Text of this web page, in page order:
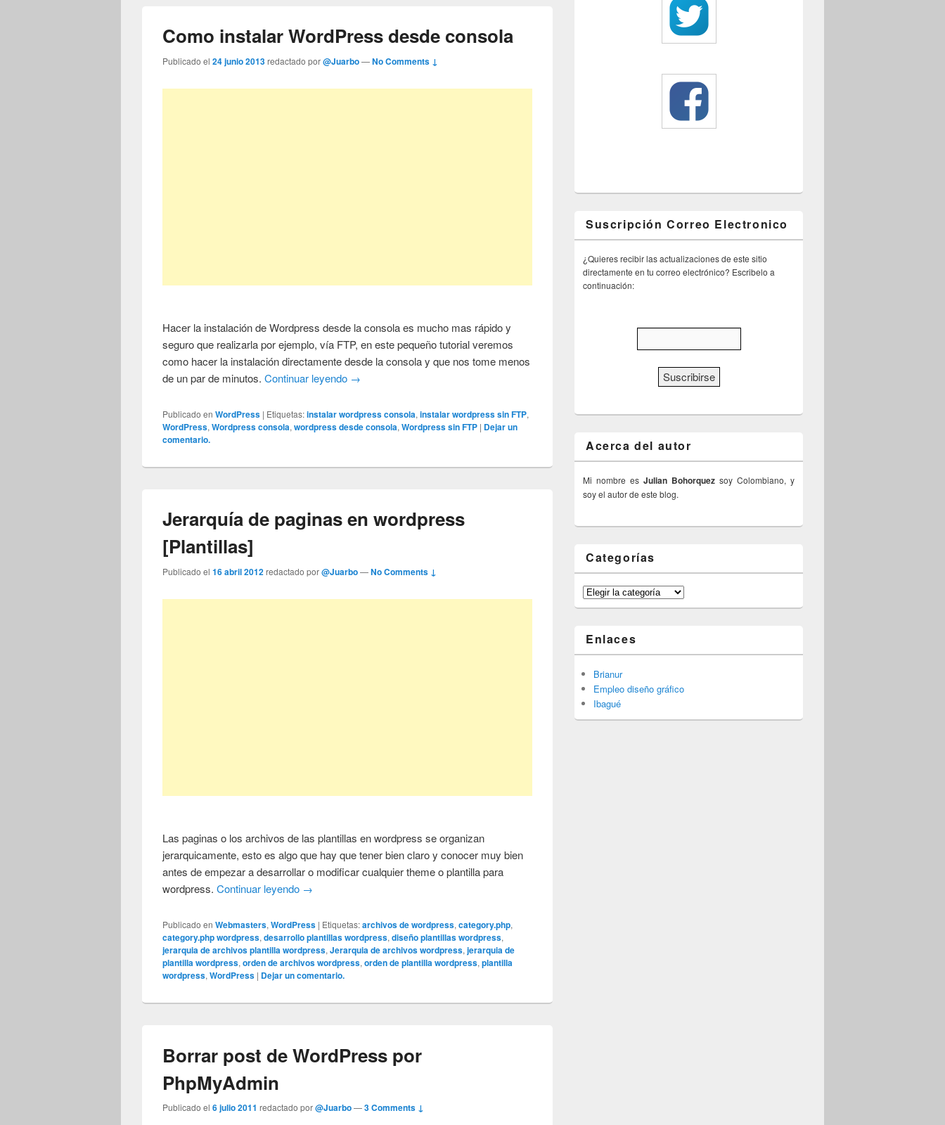
Como instalar WordPress desde consola
Publicado el24 junio 2013redactado por@Juarbo—No Comments ↓
Hacer la instalación de Wordpress desde la consola es mucho mas rápido y
seguro que realizarla por ejemplo, vía FTP, en este pequeño tutorial veremos
como hacer la instalación directamente desde la consola y que nos tome menos
de un par de minutos.Continuar leyendo →
Publicado en WordPress | Etiquetas:instalar wordpress consola,instalar wordpress sin FTP,
WordPress,Wordpress consola,wordpress desde consola,Wordpress sin FTP | Dejar un
comentario.
Jerarquía de paginas en wordpress
[Plantillas]
Publicado el16 abril 2012redactado por@Juarbo—No Comments ↓
Las paginas o los archivos de las plantillas en wordpress se organizan
jerarquicamente, esto es algo que hay que tener bien claro y conocer muy bien
antes de empezar a desarrollar o modificar cualquier theme o plantilla para
wordpress.Continuar leyendo →
Publicado en Webmasters,WordPress | Etiquetas:archivos de wordpress,category.php,
category.php wordpress,desarrollo plantillas wordpress,diseño plantillas wordpress,
jerarquia de archivos plantilla wordpress,Jerarquia de archivos wordpress,jerarquia de
plantilla wordpress,orden de archivos wordpress,orden de plantilla wordpress,plantilla
wordpress,WordPress | Dejar un comentario.
Borrar post de WordPress por
PhpMyAdmin
Publicado el6 julio 2011 redactado por@Juarbo—3 Comments ↓
Suscripción Correo Electronico
¿Quieres recibir las actualizaciones de este sitio
directamente en tu correo electrónico? Escribelo a
continuación:
Acerca del autor
Mi nombre es Julian Bohorquez soy Colombiano, y
soy el autor de este blog.
Categorías
Categorías
Enlaces
Brianur
Empleo diseño gráfico
Ibagué